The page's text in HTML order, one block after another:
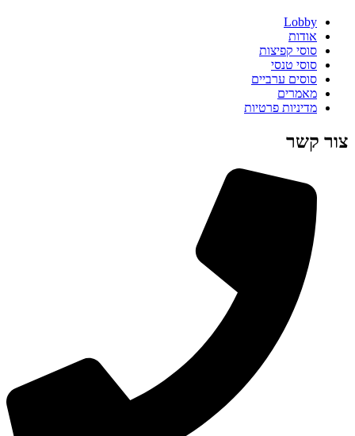
Lobby
אודות
סוסי קפיצות
סוסי טנסי
סוסים ערביים
מאמרים
מדיניות פרטיות
צור קשר